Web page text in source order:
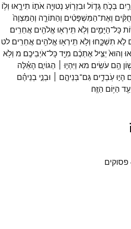
בְּכֹ֧חַ גָּד֛וֹל וּבִזְר֥וֹעַ נְטוּיָ֖ה אֹת֣וֹ תִירָ֑אוּ וְל֥וֹ
וְאֶת־הַמִּשְׁפָּטִ֜ים וְהַתּוֹרָ֤ה וְהַמִּצְוָה֙
כָּל־הַיָּמִ֑ים וְלֹ֥א תִֽירְא֖וּאֱלֹהִ֥ים אֲחֵרִֽים׃
לֹ֣א תִשְׁכָּ֑חוּ וְלֹ֥א תִֽירְא֖וּאֱלֹהִ֥ים אֲחֵרִֽים׃ לט
וְהוּא֙ יַצִּ֣ילאֶתְכֶ֔ם מִיַּ֖דכָּל־אֹיְבֵיכֶֽם׃ מ וְלֹ֖א
הֵ֥ם עֹשִֽׂים׃ מא וַיִּהְי֣וּ ׀ הַגּוֹיִ֣ם הָאֵ֗לֶּה
הָי֣וּעֹֽבְדִ֑ים גַּם־בְּנֵיהֶ֣ם ׀ וּבְנֵ֣י בְנֵיהֶ֗ם
עַ֖ד הַיּ֥וֹם הַזֶּֽה׃
פסוקים